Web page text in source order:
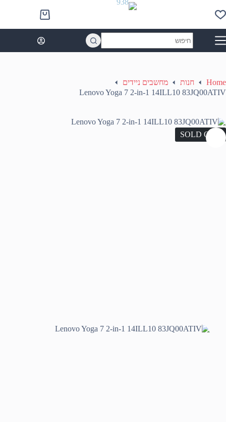
to
content
Shopping
cart
results
Home חנות
מחשבים ניידים
Lenovo Yoga 7 2-in-1 14ILL10 83JQ00ATIV
SOLD OUT